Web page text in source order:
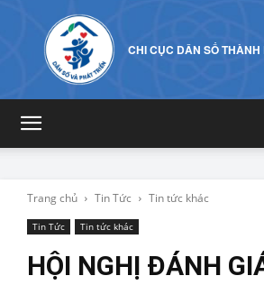
CHI CỤC DÂN SỐ THÀNH
Trang chủ Tin Tức Tin tức khác
Tin Tức Tin tức khác
HỘI NGHỊ ĐÁNH